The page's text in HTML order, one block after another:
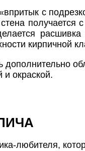
с
получается
кирпичной
окраской.
любителя,